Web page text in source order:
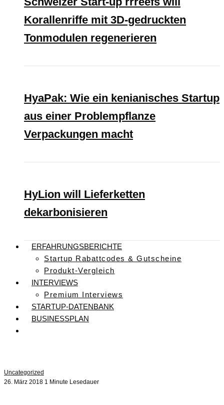
Korallenriffe mit 3D-gedruckten
Tonmodulen regenerieren
HyaPak: Wie ein kenianisches Startup
aus einer Problempflanze
Verpackungen macht
HyLion will Lieferketten
dekarbonisieren
ERFAHRUNGSBERICHTE
Startup Rabattcodes & Gutscheine
Produkt-Vergleich
INTERVIEWS
Premium Interviews
STARTUP-DATENBANK
BUSINESSPLAN
Uncategorized
26. März 2018 1 Minute Lesedauer